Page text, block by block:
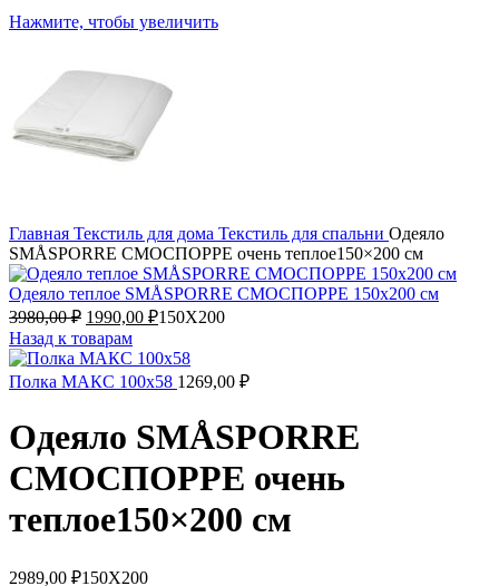
Нажмите, чтобы увеличить
Главная Текстиль для дома Текстиль для спальни Одеяло
SMÅSPORRE СМОСПОРРЕ очень теплое150×200 см
Одеяло теплое SMÅSPORRE СМОСПОРРЕ 150x200 см
3980,00₽ Первоначальная
цена
составляла
3980,00 ₽.
1990,00 ₽Текущая
1990,00 ₽.
150X200
Назад к товарам
Полка МАКС 100х58 1269,00 ₽
Одеяло SMÅSPORRE
СМОСПОРРЕ очень
теплое150×200 см
2989,00 ₽150X200